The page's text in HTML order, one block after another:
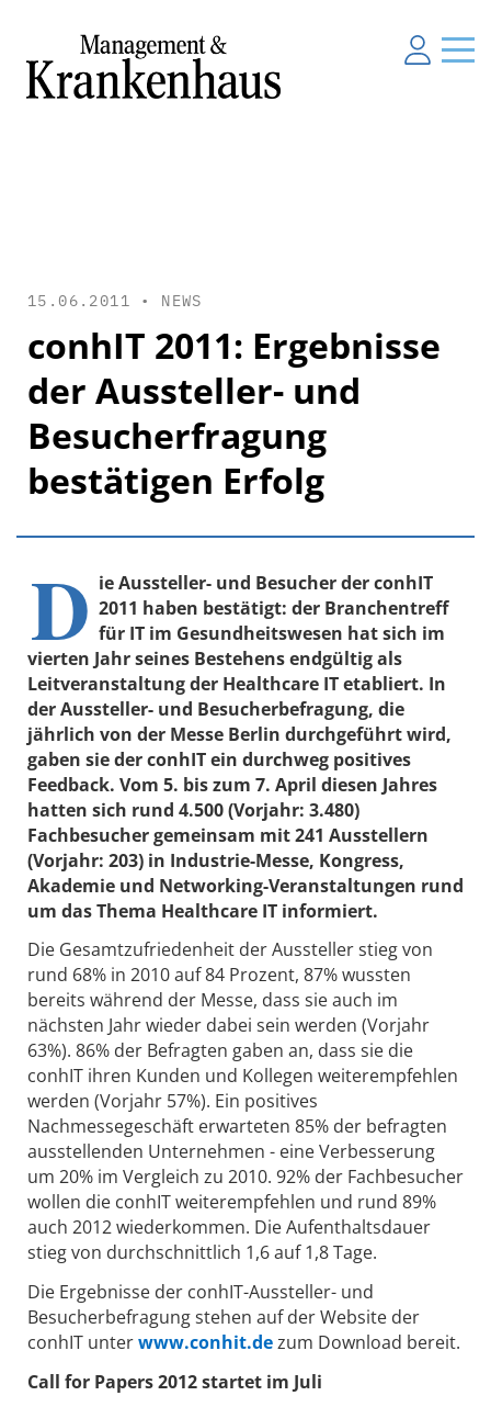
15.06.2011 • NEWS
conhIT 2011: Ergebnisse
der Aussteller- und
Besucherfragung
bestätigen Erfolg
D ie Aussteller- und Besucher der conhIT
2011 haben bestätigt: der Branchentreff
für IT im Gesundheitswesen hat sich im
vierten Jahr seines Bestehens endgültig als
Leitveranstaltung der Healthcare IT etabliert. In
der Aussteller- und Besucherbefragung, die
jährlich von der Messe Berlin durchgeführt wird,
gaben sie der conhIT ein durchweg positives
Feedback. Vom 5. bis zum 7. April diesen Jahres
hatten sich rund 4.500 (Vorjahr: 3.480)
Fachbesucher gemeinsam mit 241 Ausstellern
(Vorjahr: 203) in Industrie-Messe, Kongress,
Akademie und Networking-Veranstaltungen rund
um das Thema Healthcare IT informiert.
Die Gesamtzufriedenheit der Aussteller stieg von
rund 68% in 2010 auf 84 Prozent, 87% wussten
bereits während der Messe, dass sie auch im
nächsten Jahr wieder dabei sein werden (Vorjahr
63%). 86% der Befragten gaben an, dass sie die
conhIT ihren Kunden und Kollegen weiterempfehlen
werden (Vorjahr 57%). Ein positives
Nachmessegeschäft erwarteten 85% der befragten
ausstellenden Unternehmen - eine Verbesserung
um 20% im Vergleich zu 2010. 92% der Fachbesucher
wollen die conhIT weiterempfehlen und rund 89%
auch 2012 wiederkommen. Die Aufenthaltsdauer
stieg von durchschnittlich 1,6 auf 1,8 Tage.
Die Ergebnisse der conhIT-Aussteller- und
Besucherbefragung stehen auf der Website der
conhIT unterwww.conhit.dezum Download bereit.
Call for Papers 2012 startet im Juli